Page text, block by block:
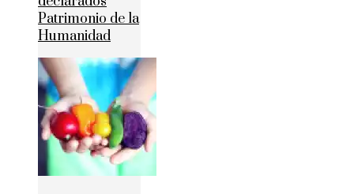
Patrimonio de la
Humanidad